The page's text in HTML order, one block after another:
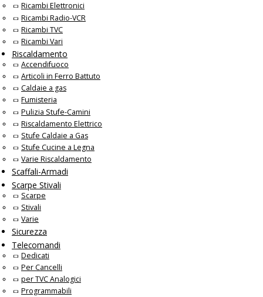
Ricambi Elettronici
Ricambi Radio-VCR
Ricambi TVC
Ricambi Vari
Riscaldamento
Accendifuoco
Articoli in Ferro Battuto
Caldaie a gas
Fumisteria
Pulizia Stufe-Camini
Riscaldamento Elettrico
Stufe Caldaie a Gas
Stufe Cucine a Legna
Varie Riscaldamento
Scaffali-Armadi
Scarpe Stivali
Scarpe
Stivali
Varie
Sicurezza
Telecomandi
Dedicati
Per Cancelli
per TVC Analogici
Programmabili